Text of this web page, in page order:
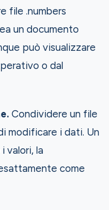
file .numbers
un documento
può visualizzare
o dal
Condividere un file
modificare i dati. Un
valori, la
come